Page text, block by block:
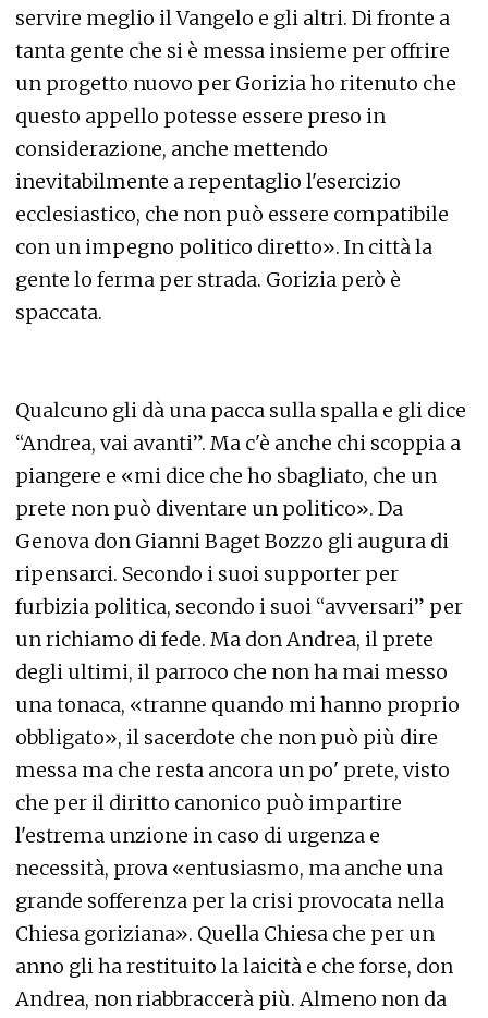
servire meglio il Vangelo e gli altri. Di fronte a
tanta gente che si è messa insieme per offrire
un progetto nuovo per Gorizia ho ritenuto che
questo appello potesse essere preso in
considerazione, anche mettendo
inevitabilmente a repentaglio l'esercizio
ecclesiastico, che non può essere compatibile
con un impegno politico diretto». In città la
gente lo ferma per strada. Gorizia però è
spaccata.
Qualcuno gli dà una pacca sulla spalla e gli dice
“Andrea, vai avanti”. Ma c'è anche chi scoppia a
piangere e «mi dice che ho sbagliato, che un
prete non può diventare un politico». Da
Genova don Gianni Baget Bozzo gli augura di
ripensarci. Secondo i suoi supporter per
furbizia politica, secondo i suoi “avversari” per
un richiamo di fede. Ma don Andrea, il prete
degli ultimi, il parroco che non ha mai messo
una tonaca, «tranne quando mi hanno proprio
obbligato», il sacerdote che non può più dire
messa ma che resta ancora un po' prete, visto
che per il diritto canonico può impartire
l'estrema unzione in caso di urgenza e
necessità, prova «entusiasmo, ma anche una
grande sofferenza per la crisi provocata nella
Chiesa goriziana». Quella Chiesa che per un
anno gli ha restituito la laicità e che forse, don
Andrea, non riabbraccerà più. Almeno non da